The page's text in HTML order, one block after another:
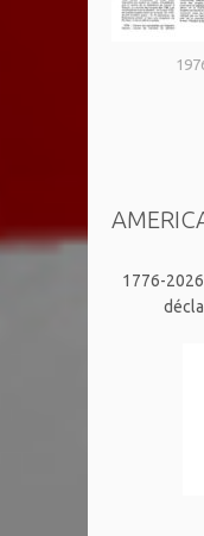
1776-